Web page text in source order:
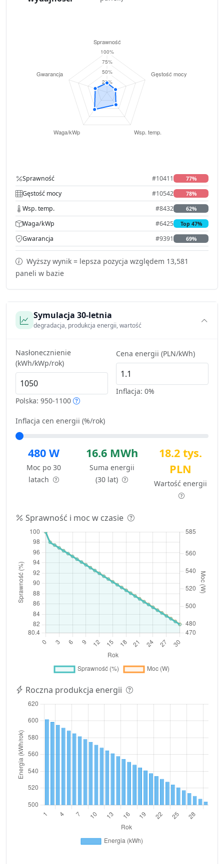
Sprawność #10411 77%
Gęstość mocy #10542 78%
Wsp. temp. #8432 62%
Waga/kWp #6425 Top 47%
Gwarancja #9391 69%
Wyższy wynik = lepsza pozycja względem 13,581
paneli w bazie
Symulacja 30-letnia
degradacja, produkcja energii, wartość
Nasłonecznienie
(kWh/kWp/rok)
Polska: 950-1100
Cena energii (PLN/kWh)
Inflacja: 0%
Inflacja cen energii (%/rok)
480 W
Moc po 30
latach
16.6 MWh
Suma energii
(30 lat)
18.2 tys.
PLN
Wartość energii
Sprawność i moc w czasie
Roczna produkcja energii